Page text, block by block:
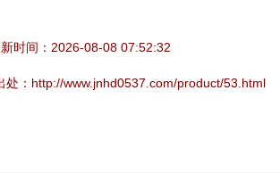
时间：2026-08-08 07:52:32
处：http://www.jnhd0537.com/product/53.html